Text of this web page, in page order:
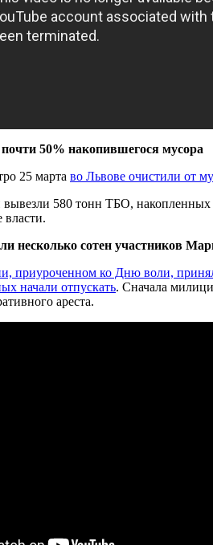
50% накопившегося мусора
25 марта во Львове очистили от
вывезли 580 тонн ТБО,
власти.
несколько сотен участников
приуроченном ко Дню воли,
начали отпускать. Сначала
ареста.